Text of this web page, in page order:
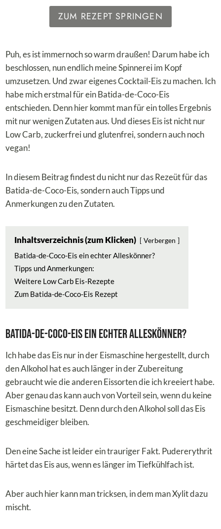
ZUM REZEPT SPRINGEN
Puh, es ist immernoch so warm draußen! Darum habe ich
beschlossen, nun endlich meine Spinnerei im Kopf
umzusetzen. Und zwar eigenes Cocktail-Eis zu machen. Ich
habe mich erstmal für ein Batida-de-Coco-Eis
entschieden. Denn hier kommt man für ein tolles Ergebnis
mit nur wenigen Zutaten aus. Und dieses Eis ist nicht nur
Low Carb, zuckerfrei und glutenfrei, sondern auch noch
vegan!
In diesem Beitrag findest du nicht nur das Rezeüt für das
Batida-de-Coco-Eis, sondern auch Tipps und
Anmerkungen zu den Zutaten.
Inhaltsverzeichnis (zum Klicken) Verbergen
Batida-de-Coco-Eis ein echter Alleskönner?
Tipps und Anmerkungen:
Weitere Low Carb Eis-Rezepte
Zum Batida-de-Coco-Eis Rezept
Batida-de-Coco-Eis ein echter Alleskönner?
Ich habe das Eis nur in der Eismaschine hergestellt, durch
den Alkohol hat es auch länger in der Zubereitung
gebraucht wie die anderen Eissorten die ich kreeiert habe.
Aber genau das kann auch von Vorteil sein, wenn du keine
Eismaschine besitzt. Denn durch den Alkohol soll das Eis
geschmeidiger bleiben.
Den eine Sache ist leider ein trauriger Fakt. Pudererythrit
härtet das Eis aus, wenn es länger im Tiefkühlfach ist.
Aber auch hier kann man tricksen, in dem man Xylit dazu
mischt.